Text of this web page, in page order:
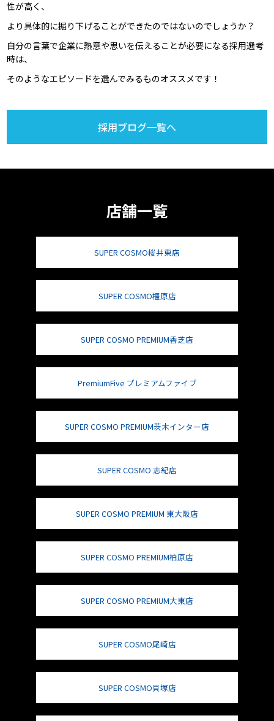
性が高く、
より具体的に掘り下げることができたのではないのでしょうか？
自分の言葉で企業に熱意や思いを伝えることが必要になる採用選考
時は、
そのようなエピソードを選んでみるものオススメです！
採用ブログ一覧へ
店舗一覧
SUPER COSMO桜井東店
SUPER COSMO橿原店
SUPER COSMO PREMIUM香芝店
PremiumFive プレミアムファイブ
SUPER COSMO PREMIUM茨木インター店
SUPER COSMO 志紀店
SUPER COSMO PREMIUM 東大阪店
SUPER COSMO PREMIUM柏原店
SUPER COSMO PREMIUM大東店
SUPER COSMO尾崎店
SUPER COSMO貝塚店